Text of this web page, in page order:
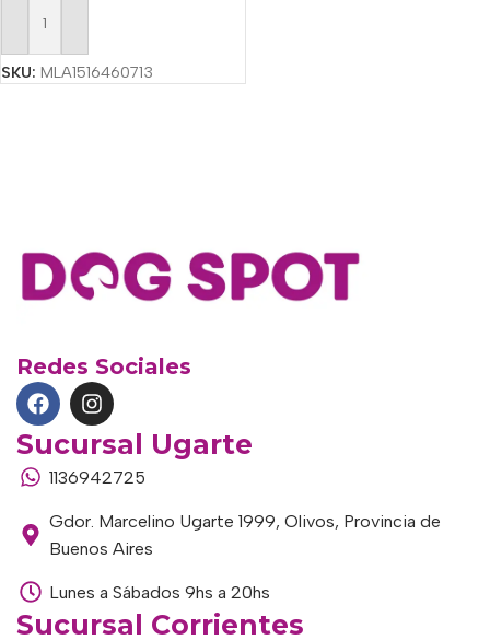
Añadir Al Carrito
SKU: MLA1516460713
Redes Sociales
Sucursal Ugarte
1136942725
Gdor. Marcelino Ugarte 1999, Olivos, Provincia de
Buenos Aires
Lunes a Sábados 9hs a 20hs
Sucursal Corrientes